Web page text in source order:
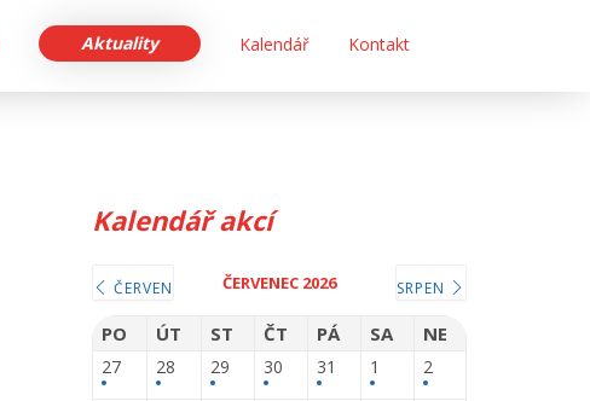
Aktuality Kalendář Kontakt
Kalendář akcí
ČERVEN ČERVENEC 2026 SRPEN
PO ÚT ST ČT PÁ SA NE
27 28 29 30 31 1 2